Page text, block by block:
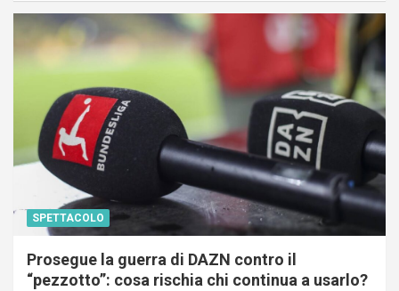
SPETTACOLO
Prosegue la guerra di DAZN contro il
“pezzotto”: cosa rischia chi continua a usarlo?